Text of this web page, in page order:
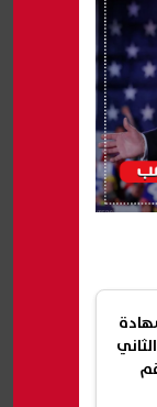
الدور الثاني